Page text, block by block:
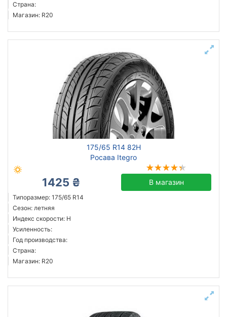
Страна:
Магазин: R20
175/65 R14 82H
Росава Itegro
1425 ₴ В магазин
Типоразмер: 175/65 R14
Сезон: летняя
Индекс скорости: H
Усиленность:
Год производства:
Страна:
Магазин: R20